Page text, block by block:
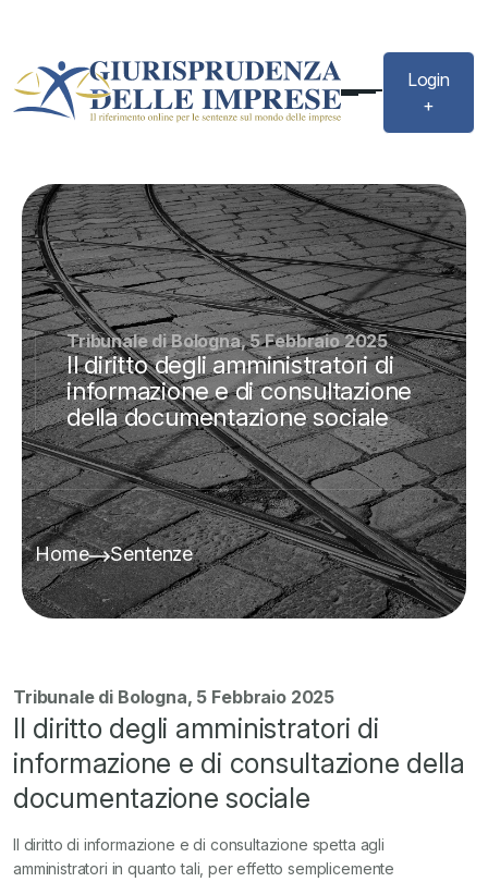
Login
+
Tribunale di Bologna, 5 Febbraio 2025
Il diritto degli amministratori di
informazione e di consultazione
della documentazione sociale
Home Sentenze
Tribunale di Bologna, 5 Febbraio 2025
Il diritto degli amministratori di
informazione e di consultazione della
documentazione sociale
Il diritto di informazione e di consultazione spetta agli
amministratori in quanto tali, per effetto semplicemente